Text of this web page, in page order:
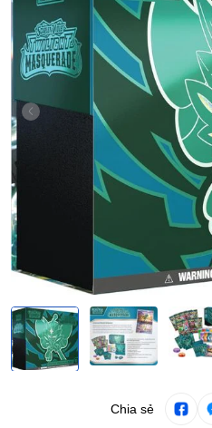
Chia sẻ